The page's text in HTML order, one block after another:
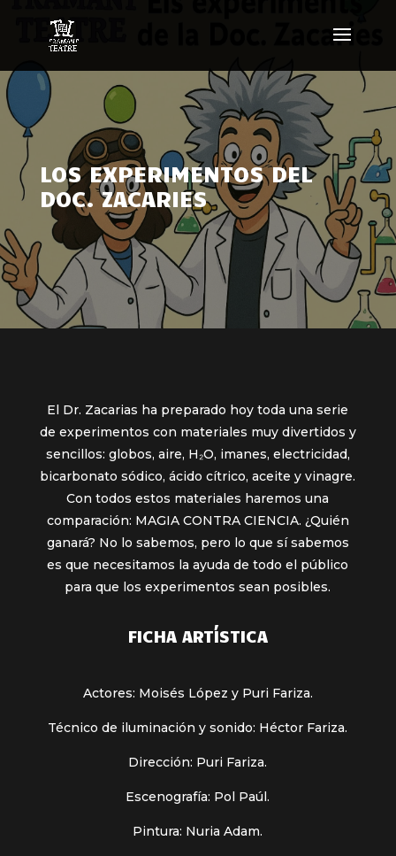
LOS EXPERIMENTOS DEL
DOC. ZACARIES
El Dr. Zacarias ha preparado hoy toda una serie
de experimentos con materiales muy divertidos y
sencillos: globos, aire, H₂O, imanes, electricidad,
bicarbonato sódico, ácido cítrico, aceite y vinagre.
Con todos estos materiales haremos una
comparación: MAGIA CONTRA CIENCIA. ¿Quién
ganará? No lo sabemos, pero lo que sí sabemos
es que necesitamos la ayuda de todo el público
para que los experimentos sean posibles.
FICHA ARTÍSTICA
Actores: Moisés López y Puri Fariza.
Técnico de iluminación y sonido: Héctor Fariza.
Dirección: Puri Fariza.
Escenografía: Pol Paúl.
Pintura: Nuria Adam.